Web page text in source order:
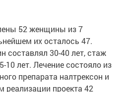
52 женщины из 7
их осталось 47.
составлял 30-40 лет, стаж
10 лет. Лечение состояло из
препарата налтрексон и
реализации проекта 42